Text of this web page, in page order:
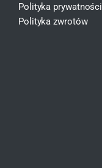
Polityka prywatności
Polityka zwrotów